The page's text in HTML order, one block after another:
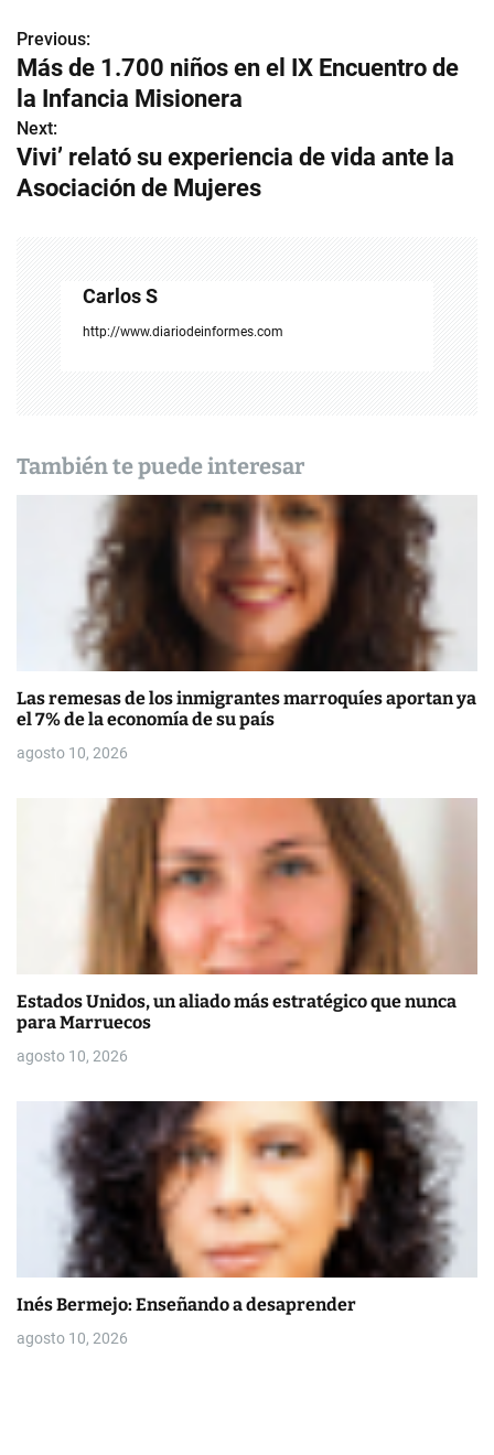
N
a
v
e
d
a
d
Previous:
Más de 1.700 niños en el IX Encuentro de
la Infancia Misionera
Next:
Vivi’ relató su experiencia de vida ante la
Asociación de Mujeres
Carlos S
http://www.diariodeinformes.com
También te puede interesar
Las remesas de los inmigrantes marroquíes aportan ya
el 7% de la economía de su país
agosto 10, 2026
Estados Unidos, un aliado más estratégico que nunca
para Marruecos
agosto 10, 2026
Inés Bermejo: Enseñando a desaprender
agosto 10, 2026